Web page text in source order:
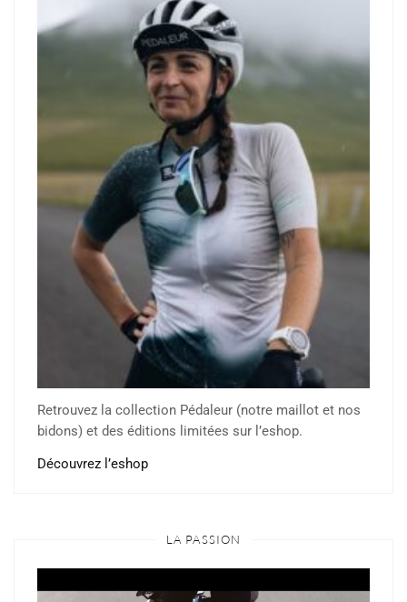
Retrouvez la collection Pédaleur (notre maillot et nos
bidons) et des éditions limitées sur l’eshop.
Découvrez l’eshop
LA PASSION